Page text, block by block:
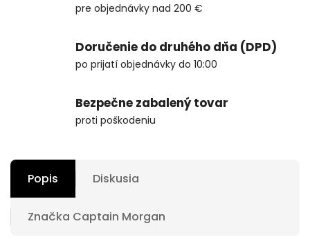
pre objednávky nad 200 €
Doručenie do druhého dňa (DPD)
po prijatí objednávky do 10:00
Bezpečne zabalený tovar
proti poškodeniu
Popis Diskusia
Značka Captain Morgan